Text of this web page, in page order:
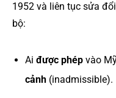
1952 và liên tục sửa
bộ:
Ai được phépvào
cảnh(inadmissible).